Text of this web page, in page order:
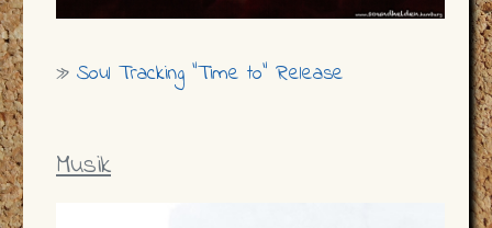
» Soul Tracking "Time to" Release
Musik